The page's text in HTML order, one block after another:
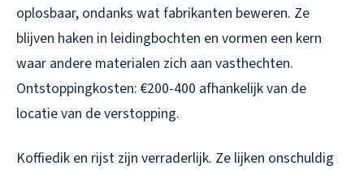
oplosbaar, ondanks wat fabrikanten beweren. Ze
blijven haken in leidingbochten en vormen een kern
waar andere materialen zich aan vasthechten.
Ontstoppingkosten: €200-400 afhankelijk van de
locatie van de verstopping.
Koffiedik en rijst zijn verraderlijk. Ze lijken onschuldig